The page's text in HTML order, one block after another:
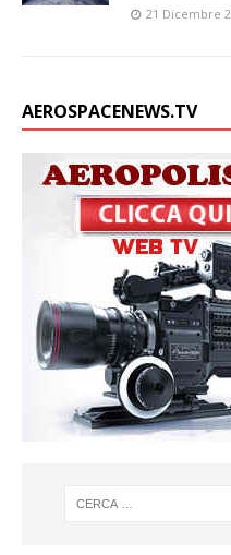
21 Dicembre
AEROSPACENEWS.TV